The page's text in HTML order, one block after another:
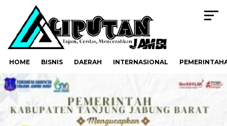
HOME BISNIS DAERAH INTERNASIONAL